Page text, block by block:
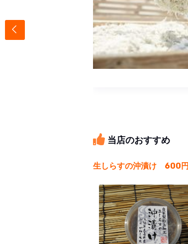
当店のおすすめ
生しらすの沖漬け 600円